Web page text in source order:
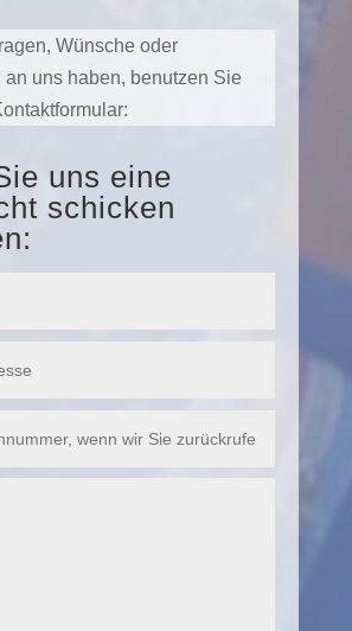
Wünsche oder
an uns haben, benutzen Sie
uns eine
schicken